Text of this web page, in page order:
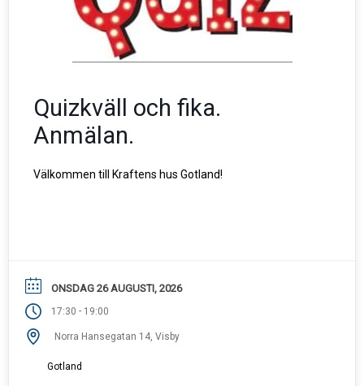
Quizkväll och fika.
Anmälan.
Välkommen till Kraftens hus Gotland!
ONSDAG 26 AUGUSTI, 2026
17:30 - 19:00
Norra Hansegatan 14, Visby
Gotland